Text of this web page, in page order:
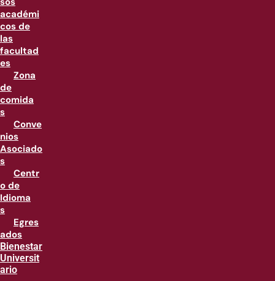
académi
cos de
las
facultad
es
Zona
de
comida
s
Conve
nios
Asociado
s
Centr
o de
Idioma
s
Egres
ados
Bienestar
Universit
ario